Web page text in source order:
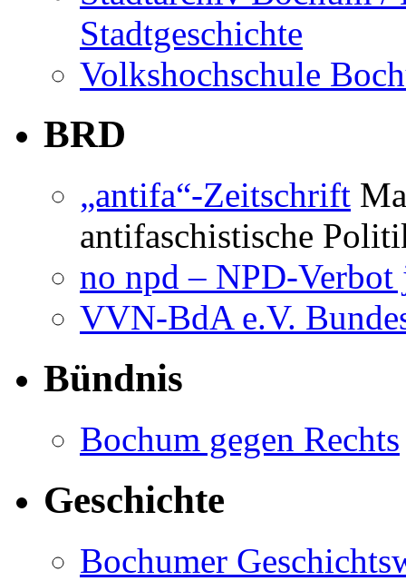
Stadtgeschichte
Volkshochschule
BRD
„antifa“-Zeitschrift
antifaschistische
no npd – NPD-Verbot
VVN-BdA e.V.
Bündnis
Bochum gegen Rechts
Geschichte
Bochumer